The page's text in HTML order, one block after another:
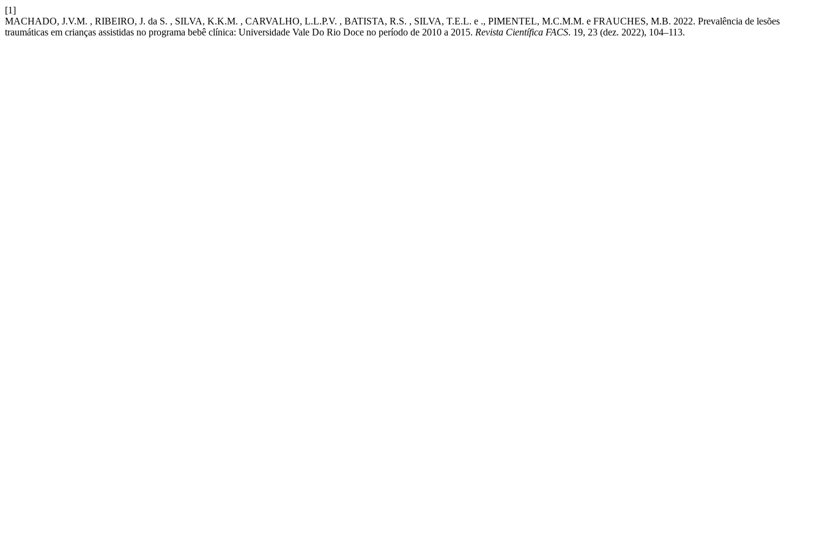
[1]
MACHADO, J.V.M. , RIBEIRO, J. da S. , SILVA, K.K.M. , CARVALHO, L.L.P.V. , BATISTA, R.S. , SILVA, T.E.L. e ., PIMENTEL, M.C.M.M. e FRAUCHES, M.B. 2022. Prevalência de lesões
traumáticas em crianças assistidas no programa bebê clínica: Universidade Vale Do Rio Doce no período de 2010 a 2015. Revista Científica FACS. 19, 23 (dez. 2022), 104–113.